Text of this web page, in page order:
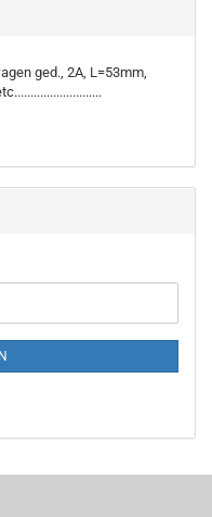
ged., 2A, L=53mm,